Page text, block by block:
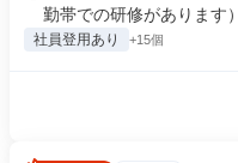
勤帯での研修があります
社員登用あり +15個